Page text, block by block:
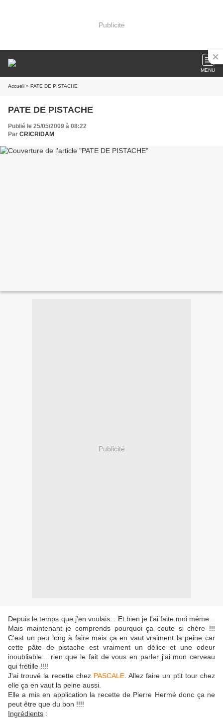
Publicité
MENU
Accueil » PATE DE PISTACHE
PATE DE PISTACHE
Publié le 25/05/2009 à 08:22
Par CRICRIDAM
Publicité
Depuis le temps que j'en voulais... Et bien je l'ai faite moi même...
Mais maintenant je comprends pourquoi ça coute si chère !!!
C'est un peu long à faire mais ça en vaut vraiment la peine car
cette pâte de pistache est vraiment un délice et une odeur
inoubliable... rien que le fait de vous en parler j'ai mon cerveau
qui frétille !!!!
J'ai trouvé la recette chez PASCALE. Allez faire un ptit tour chez
elle ça en vaut la peine aussi.
Elle a mis en application la recette de Pierre Hermé donc ça ne
peut être que du bon !!!!
Ingrédients :